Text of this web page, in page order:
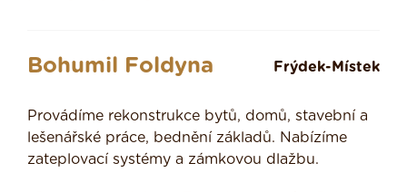
Bohumil Foldyna Frýdek-Místek
Provádíme rekonstrukce bytů, domů, stavební a
lešenářské práce, bednění základů. Nabízíme
zateplovací systémy a zámkovou dlažbu.